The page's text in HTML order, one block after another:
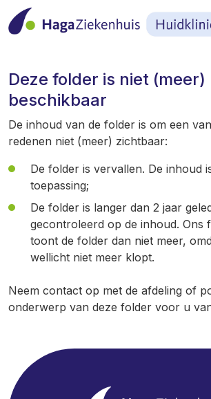
Deze folder is niet (meer)
beschikbaar
De inhoud van de folder is om een
redenen niet (meer) zichtbaar:
De folder is vervallen. De inhoud
toepassing;
De folder is langer dan 2 jaar
gecontroleerd op de inhoud. Ons
toont de folder dan niet meer,
wellicht niet meer klopt.
Neem contact op met de afdeling of
onderwerp van deze folder voor u